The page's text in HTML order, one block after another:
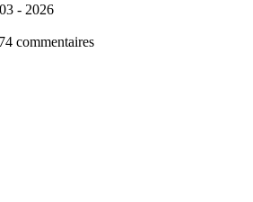
- 2026
commentaires